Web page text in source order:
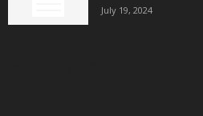
July 19, 2024